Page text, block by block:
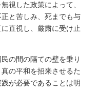
視した政策によって、
と苦しみ、死までも与
直視し、厳粛に受け止
の間の隔ての壁を乗り
の平和を招来させるた
が必要であることは明